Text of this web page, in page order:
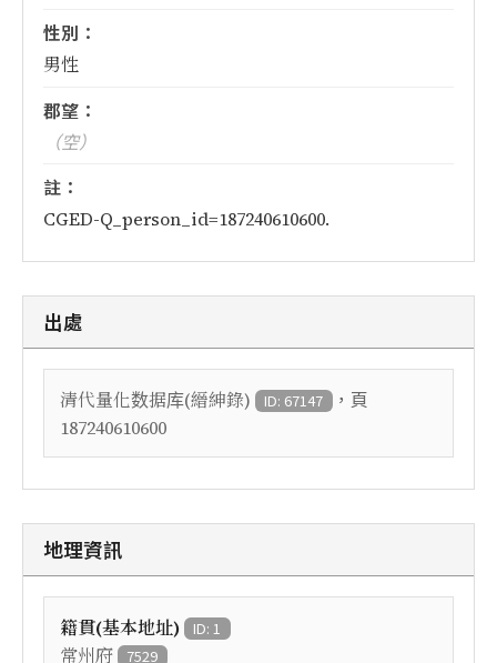
性別：
男性
郡望：
（空）
註：
CGED-Q_person_id=187240610600.
出處
清代量化数据库(縉紳錄) ID: 67147 ，頁
187240610600
地理資訊
籍貫(基本地址) ID: 1
常州府 7529